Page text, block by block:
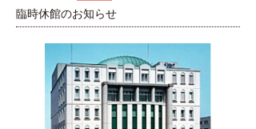
臨時休館のお知らせ